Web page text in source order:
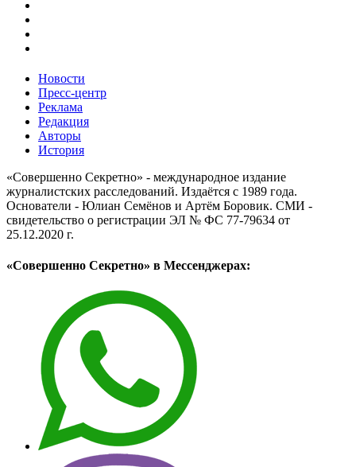
Новости
Пресс-центр
Реклама
Редакция
Авторы
История
«Совершенно Секретно» - международное издание
журналистских расследований. Издаётся с 1989 года.
Основатели - Юлиан Семёнов и Артём Боровик. CМИ -
свидетельство о регистрации ЭЛ № ФС 77-79634 от
25.12.2020 г.
«Совершенно Секретно» в Мессенджерах: